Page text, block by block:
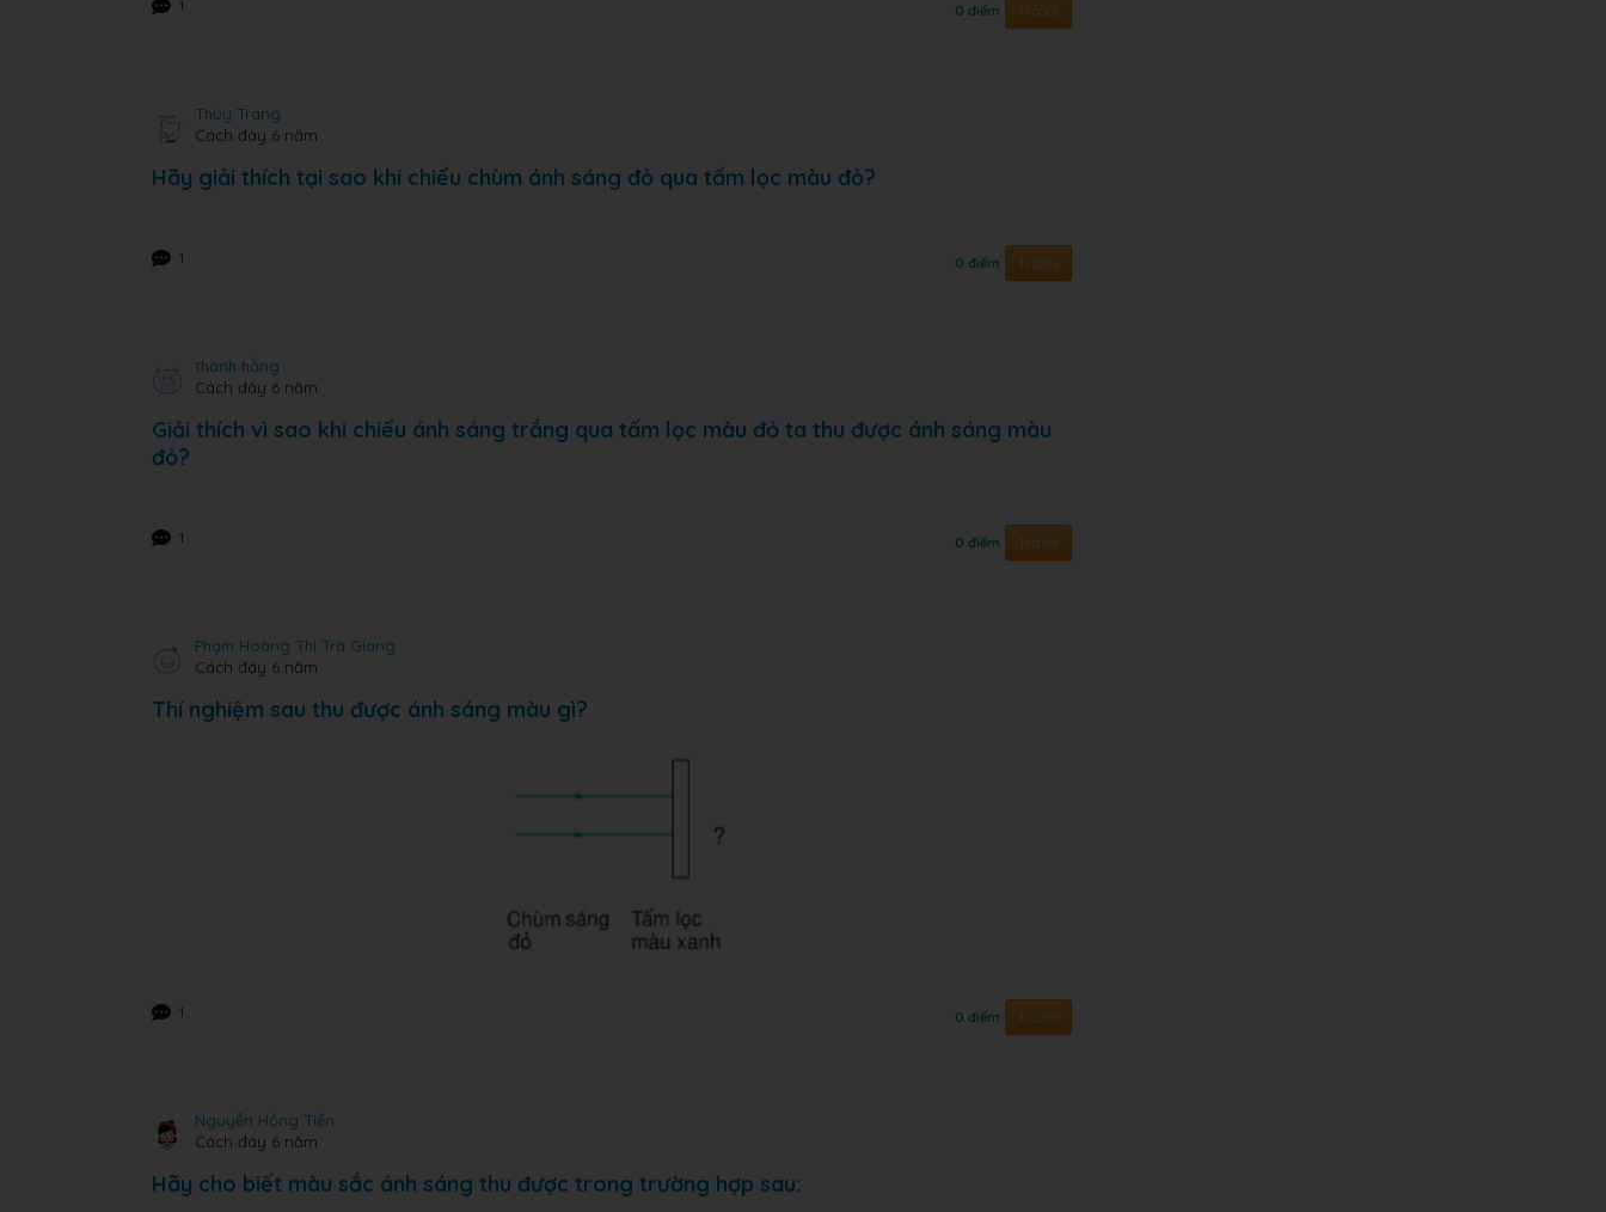
1 0 điểm Trả lời
Thùy Trang
Cách đây 6 năm
Hãy giải thích tại sao khi chiếu chùm ánh sáng đỏ qua tấm lọc màu đỏ?
1 0 điểm Trả lời
thanh hằng
Cách đây 6 năm
Giải thích vì sao khi chiếu ánh sáng trắng qua tấm lọc màu đỏ ta thu được ánh sáng màu
đỏ?
1 0 điểm Trả lời
Phạm Hoàng Thị Trà Giang
Cách đây 6 năm
Thí nghiệm sau thu được ánh sáng màu gì?
1 0 điểm Trả lời
Nguyễn Hồng Tiến
Cách đây 6 năm
Hãy cho biết màu sắc ánh sáng thu được trong trường hợp sau: